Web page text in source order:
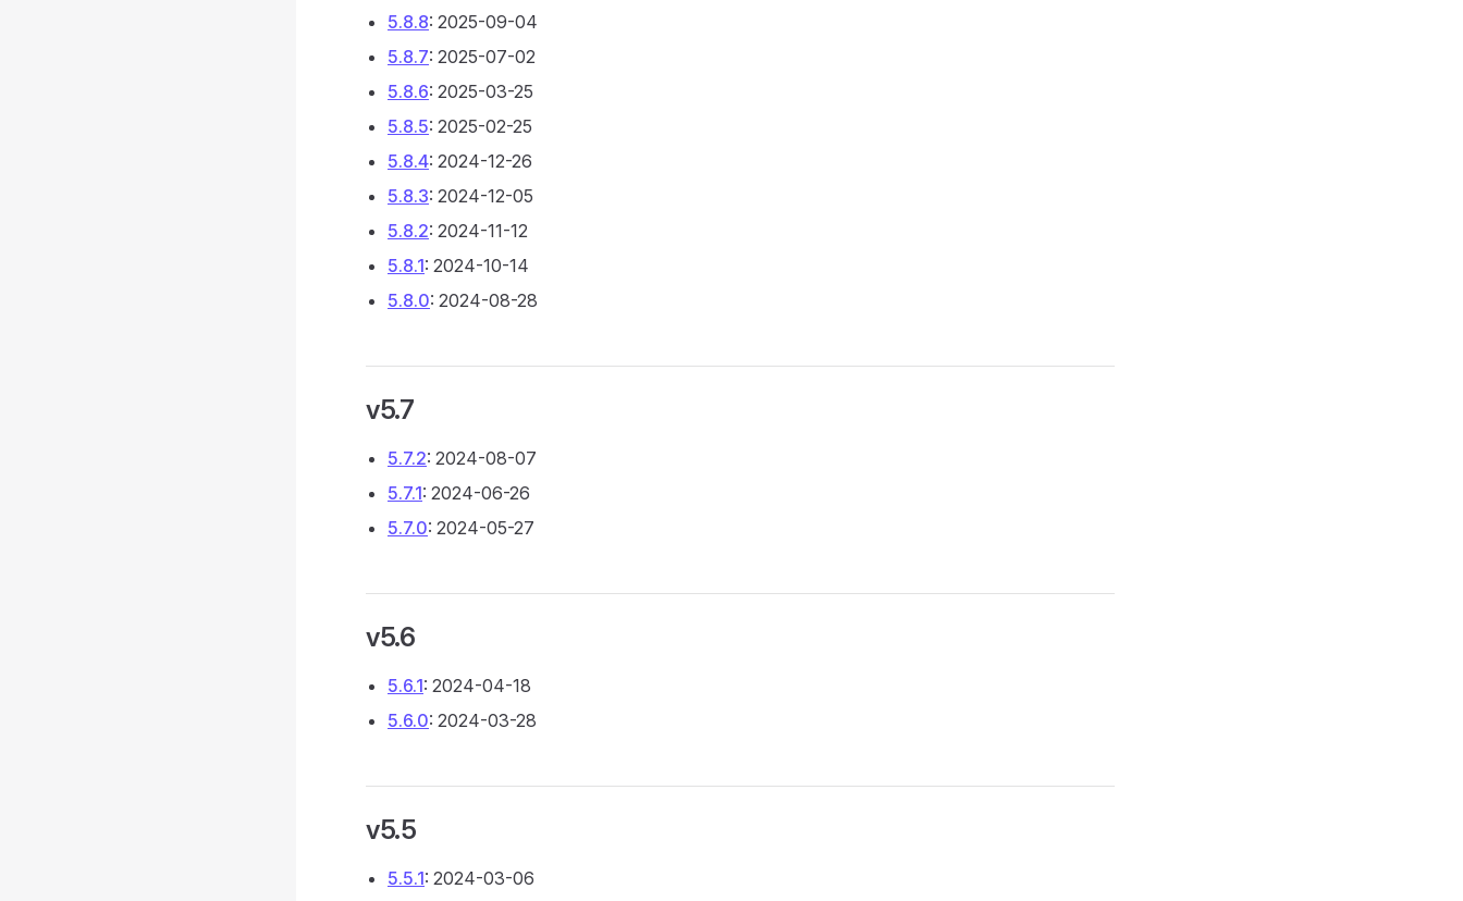
5.8.8: 2025-09-04
5.8.7: 2025-07-02
5.8.6: 2025-03-25
5.8.5: 2025-02-25
5.8.4: 2024-12-26
5.8.3: 2024-12-05
5.8.2: 2024-11-12
5.8.1: 2024-10-14
5.8.0: 2024-08-28
v5.7
5.7.2: 2024-08-07
5.7.1: 2024-06-26
5.7.0: 2024-05-27
v5.6
5.6.1: 2024-04-18
5.6.0: 2024-03-28
v5.5
5.5.1: 2024-03-06